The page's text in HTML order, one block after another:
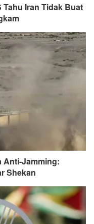
Iran Tidak Buat
Anti-Jamming:
Shekan